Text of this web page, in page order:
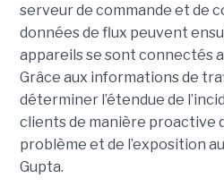
serveur de commande et de
données de flux peuvent
appareils se sont connectés
Grâce aux informations de
déterminer l’étendue de
clients de manière proactive
problème et de l’exposition
Gupta.